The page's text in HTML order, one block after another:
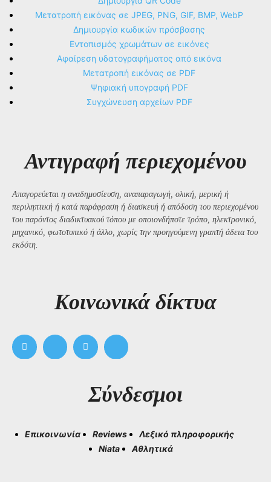
Μετατροπή εικόνας σε JPEG, PNG, GIF, BMP, WebP
Δημιουργία κωδικών πρόσβασης
Εντοπισμός χρωμάτων σε εικόνες
Αφαίρεση υδατογραφήματος από εικόνα
Μετατροπή εικόνας σε PDF
Ψηφιακή υπογραφή PDF
Συγχώνευση αρχείων PDF
Αντιγραφή περιεχομένου
Απαγορεύεται η αναδημοσίευση, αναπαραγωγή, ολική, μερική ή
περιληπτική ή κατά παράφραση ή διασκευή ή απόδοση του περιεχομένου
του παρόντος διαδικτυακού τόπου με οποιονδήποτε τρόπο, ηλεκτρονικό,
μηχανικό, φωτοτυπικό ή άλλο, χωρίς την προηγούμενη γραπτή άδεια του
εκδότη.
Kοινωνικά δίκτυα
Σύνδεσμοι
Επικοινωνία Reviews
Λεξικό πληροφορικής
Niata
Αθλητικά